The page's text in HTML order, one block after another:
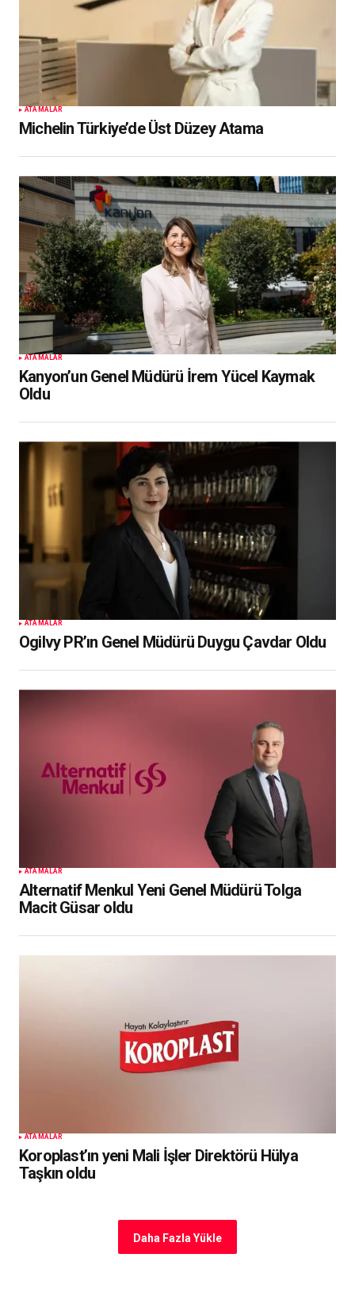
ATAMALAR
Michelin Türkiye’de Üst Düzey Atama
ATAMALAR
Kanyon’un Genel Müdürü İrem Yücel Kaymak
Oldu
ATAMALAR
Ogilvy PR’ın Genel Müdürü Duygu Çavdar Oldu
ATAMALAR
Alternatif Menkul Yeni Genel Müdürü Tolga
Macit Güsar oldu
ATAMALAR
Koroplast’ın yeni Mali İşler Direktörü Hülya
Taşkın oldu
Daha Fazla Yükle